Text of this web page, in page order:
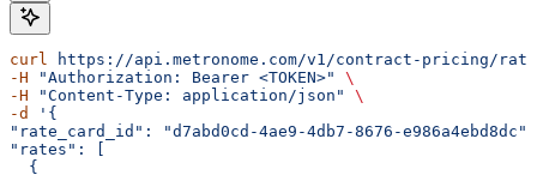
curl https://api.metronome.com/v1/contract-pricing/
-H "Authorization: Bearer <TOKEN>"
\
-H "Content-Type: application/json"
\
-d
'{
"rate_card_id": "d7abd0cd-4ae9-4db7-8676-
"rates": [
  {